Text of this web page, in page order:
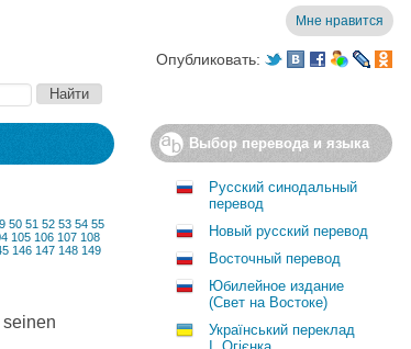
Мне нравится
Опубликовать:
50 51 52 53 54 55
105 106 107 108
146 147 148 149
Выбор перевода и языка
Русский синодальный
перевод
Новый русский перевод
Восточный перевод
Юбилейное издание
(Свет на Востоке)
Український переклад